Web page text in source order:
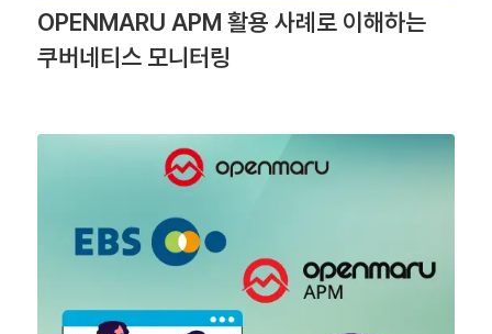
OPENMARU APM 활용 사례로 이해하는
쿠버네티스 모니터링